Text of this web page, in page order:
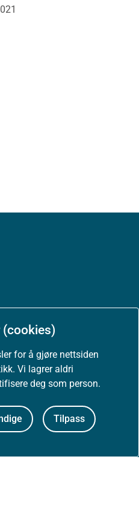
for å gjøre nettsiden
Vi lagrer aldri
deg som person.
Tilpass